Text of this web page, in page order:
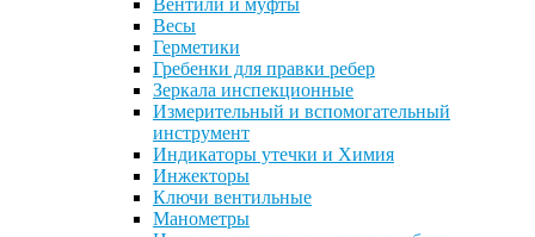
Вентили и муфты
Весы
Герметики
Гребенки для правки ребер
Зеркала инспекционные
Измерительный и вспомогательный
инструмент
Индикаторы утечки и Химия
Инжекторы
Ключи вентильные
Манометры